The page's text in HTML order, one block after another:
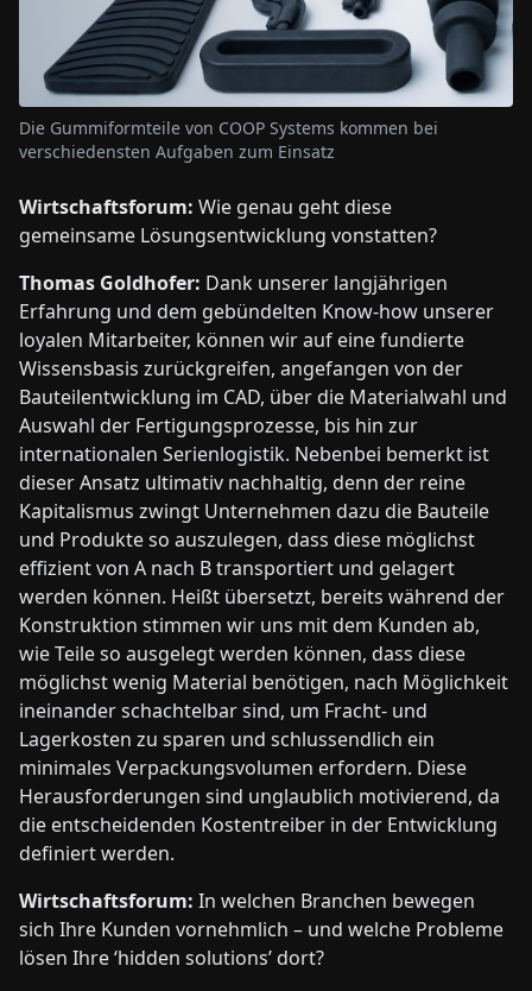
Die Gummiformteile von COOP Systems kommen bei
verschiedensten Aufgaben zum Einsatz
Wirtschaftsforum: Wie genau geht diese
gemeinsame Lösungsentwicklung vonstatten?
Thomas Goldhofer: Dank unserer langjährigen
Erfahrung und dem gebündelten Know-how unserer
loyalen Mitarbeiter, können wir auf eine fundierte
Wissensbasis zurückgreifen, angefangen von der
Bauteilentwicklung im CAD, über die Materialwahl und
Auswahl der Fertigungsprozesse, bis hin zur
internationalen Serienlogistik. Nebenbei bemerkt ist
dieser Ansatz ultimativ nachhaltig, denn der reine
Kapitalismus zwingt Unternehmen dazu die Bauteile
und Produkte so auszulegen, dass diese möglichst
effizient von A nach B transportiert und gelagert
werden können. Heißt übersetzt, bereits während der
Konstruktion stimmen wir uns mit dem Kunden ab,
wie Teile so ausgelegt werden können, dass diese
möglichst wenig Material benötigen, nach Möglichkeit
ineinander schachtelbar sind, um Fracht- und
Lagerkosten zu sparen und schlussendlich ein
minimales Verpackungsvolumen erfordern. Diese
Herausforderungen sind unglaublich motivierend, da
die entscheidenden Kostentreiber in der Entwicklung
definiert werden.
Wirtschaftsforum: In welchen Branchen bewegen
sich Ihre Kunden vornehmlich – und welche Probleme
lösen Ihre ‘hidden solutions’ dort?